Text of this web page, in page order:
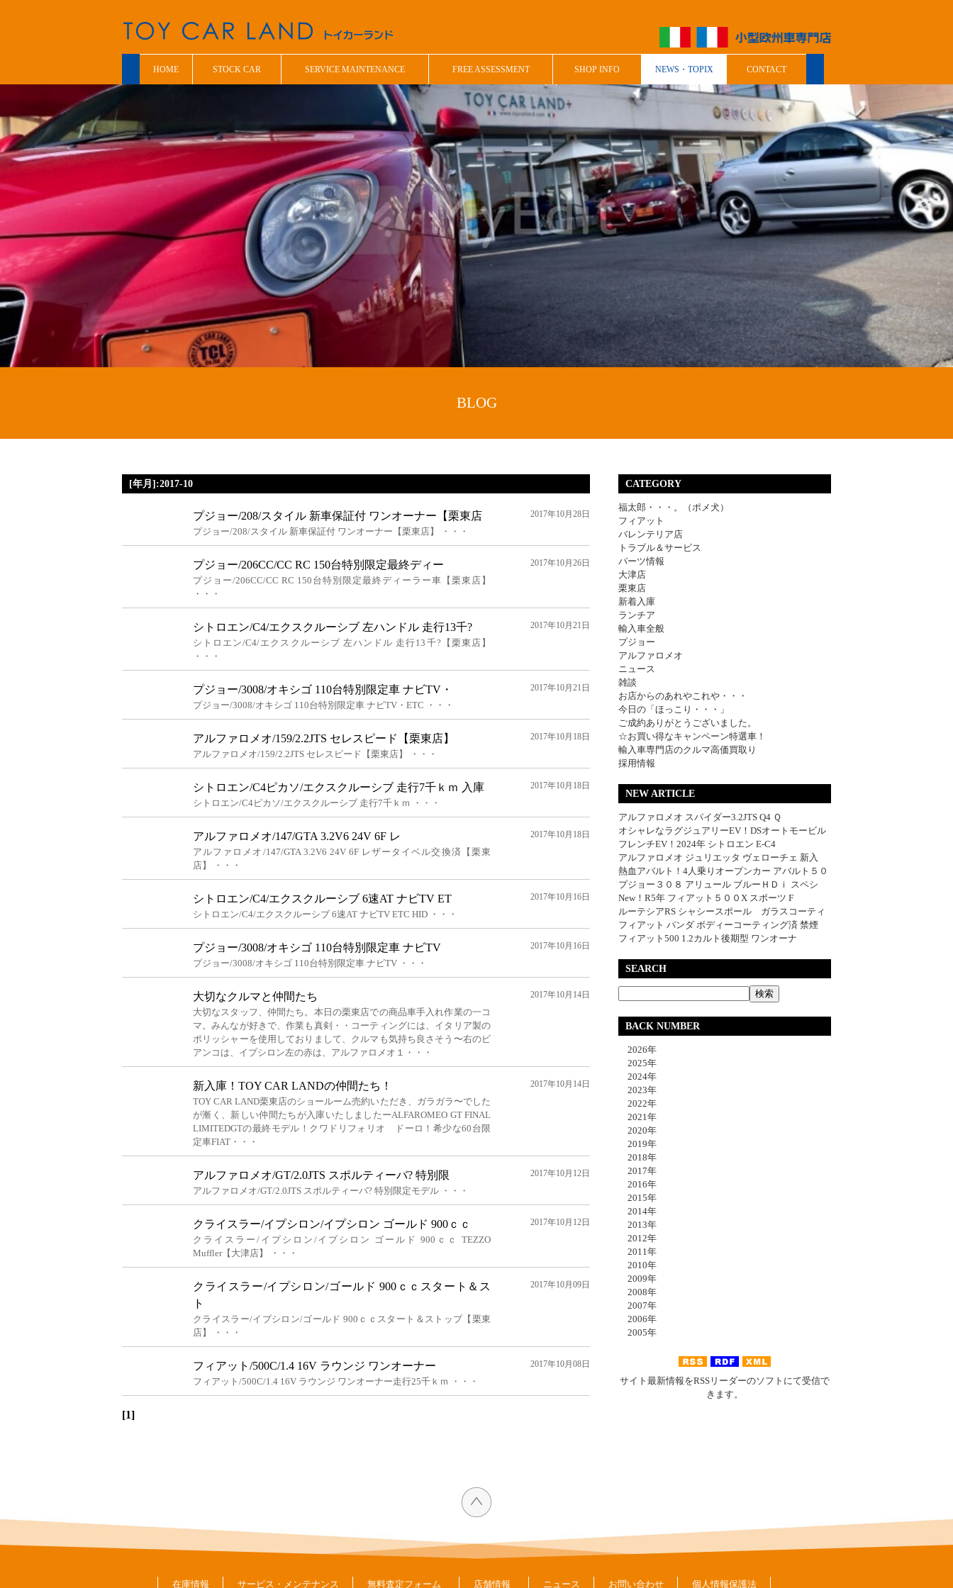
HOME STOCK CAR SERVICE MAINTENANCE FREE ASSESSMENT SHOP INFO NEWS・TOPIX CONTACT
BLOG
[年月]:2017-10
プジョー/208/スタイル 新車保証付 ワンオーナー【栗東店
プジョー/208/スタイル 新車保証付 ワンオーナー【栗東店】 ・・・
2017年10月28日
プジョー/206CC/CC RC 150台特別限定最終ディー
プジョー/206CC/CC RC 150台特別限定最終ディーラー車【栗東店】
・・・
2017年10月26日
シトロエン/C4/エクスクルーシブ 左ハンドル 走行13千?
シトロエン/C4/エクスクルーシブ 左ハンドル 走行13千?【栗東店】
・・・
2017年10月21日
プジョー/3008/オキシゴ 110台特別限定車 ナビTV・
プジョー/3008/オキシゴ 110台特別限定車 ナビTV・ETC ・・・
2017年10月21日
アルファロメオ/159/2.2JTS セレスピード【栗東店】
アルファロメオ/159/2.2JTS セレスピード【栗東店】 ・・・
2017年10月18日
シトロエン/C4ピカソ/エクスクルーシブ 走行7千ｋｍ 入庫
シトロエン/C4ピカソ/エクスクルーシブ 走行7千ｋｍ ・・・
2017年10月18日
アルファロメオ/147/GTA 3.2V6 24V 6F レ
アルファロメオ/147/GTA 3.2V6 24V 6F レザータイベル交換済【栗東
店】 ・・・
2017年10月18日
シトロエン/C4/エクスクルーシブ 6速AT ナビTV ET
シトロエン/C4/エクスクルーシブ 6速AT ナビTV ETC HID ・・・
2017年10月16日
プジョー/3008/オキシゴ 110台特別限定車 ナビTV
プジョー/3008/オキシゴ 110台特別限定車 ナビTV ・・・
2017年10月16日
大切なクルマと仲間たち
大切なスタッフ、仲間たち。本日の栗東店での商品車手入れ作業の一コ
マ。みんなが好きで、作業も真剣・・コーティングには、イタリア製の
ポリッシャーを使用しておりまして、クルマも気持ち良さそう〜右のビ
アンコは、イプシロン左の赤は、アルファロメオ１・・・
2017年10月14日
新入庫！TOY CAR LANDの仲間たち！
TOY CAR LAND栗東店のショールーム売約いただき、ガラガラ〜でした
が漸く、新しい仲間たちが入庫いたしましたーALFAROMEO GT FINAL
LIMITEDGTの最終モデル！クワドリフォリオ ドーロ！希少な60台限
定車FIAT・・・
2017年10月14日
アルファロメオ/GT/2.0JTS スポルティーバ? 特別限
アルファロメオ/GT/2.0JTS スポルティーバ? 特別限定モデル ・・・
2017年10月12日
クライスラー/イプシロン/イプシロン ゴールド 900ｃｃ
クライスラー/イプシロン/イプシロン ゴールド 900ｃｃ TEZZO
Muffler【大津店】 ・・・
2017年10月12日
クライスラー/イプシロン/ゴールド 900ｃｃスタート＆ス
ト
クライスラー/イプシロン/ゴールド 900ｃｃスタート＆ストップ【栗東
店】 ・・・
2017年10月09日
フィアット/500C/1.4 16V ラウンジ ワンオーナー
フィアット/500C/1.4 16V ラウンジ ワンオーナー走行25千ｋｍ ・・・
2017年10月08日
[1]
CATEGORY
福太郎・・・。（ポメ犬）
フィアット
バレンテリア店
トラブル＆サービス
パーツ情報
大津店
栗東店
新着入庫
ランチア
輸入車全般
プジョー
アルファロメオ
ニュース
雑談
お店からのあれやこれや・・・
今日の「ほっこり・・・」
ご成約ありがとうございました。
☆お買い得なキャンペーン特選車！
輸入車専門店のクルマ高価買取り
採用情報
NEW ARTICLE
アルファロメオ スパイダー3.2JTS Q4 Ｑ
オシャレなラグジュアリーEV！DSオートモービル
フレンチEV！2024年 シトロエン E-C4
アルファロメオ ジュリエッタ ヴェローチェ 新入
熱血アバルト！4人乗りオープンカー アバルト５０
プジョー３０８ アリュール ブルーＨＤｉ スペシ
New！R5年 フィアット５００X スポーツ F
ルーテシアRS シャシースポール ガラスコーティ
フィアット パンダ ボディーコーティング済 禁煙
フィアット500 1.2カルト後期型 ワンオーナ
SEARCH
BACK NUMBER
2026年
2025年
2024年
2023年
2022年
2021年
2020年
2019年
2018年
2017年
2016年
2015年
2014年
2013年
2012年
2011年
2010年
2009年
2008年
2007年
2006年
2005年
サイト最新情報をRSSリーダーのソフトにて受信で
きます。
在庫情報 サービス・メンテナンス 無料査定フォーム 店舗情報 ニュース お問い合わせ 個人情報保護法